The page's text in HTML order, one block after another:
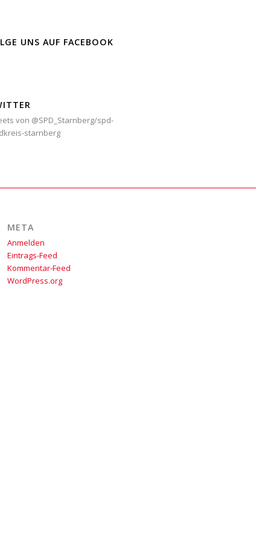
UNS AUF FACEBOOK
von @SPD_Starnberg/spd-
starnberg
META
Anmelden
Eintrags-Feed
Kommentar-Feed
WordPress.org